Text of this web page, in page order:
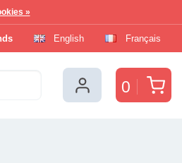
English Français
0
»